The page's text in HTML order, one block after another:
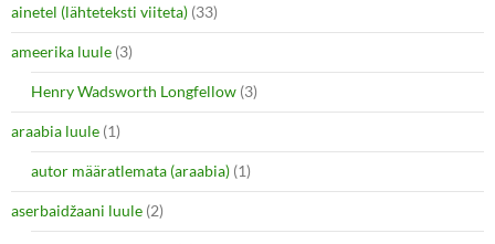
t
t
e
r
(
O
p
e
n
n
n
w
w
e
b
o
o
k
(
O
p
e
n
i
n
n
e
w
ainetel (lähteteksti viiteta) (33)
ameerika luule (3)
Henry Wadsworth Longfellow (3)
araabia luule (1)
autor määratlemata (araabia) (1)
aserbaidžaani luule (2)